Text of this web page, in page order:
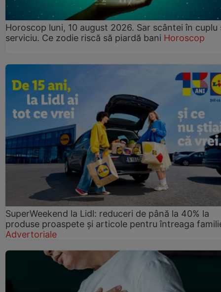
Horoscop luni, 10 august 2026. Sar scântei în cuplu
serviciu. Ce zodie riscă să piardă bani Horoscop
SuperWeekend la Lidl: reduceri de până la 40% la
produse proaspete și articole pentru întreaga
Advertoriale